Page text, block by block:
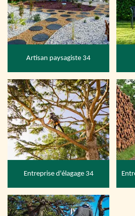
Artisan paysagiste 34
Entreprise d'élagage 34